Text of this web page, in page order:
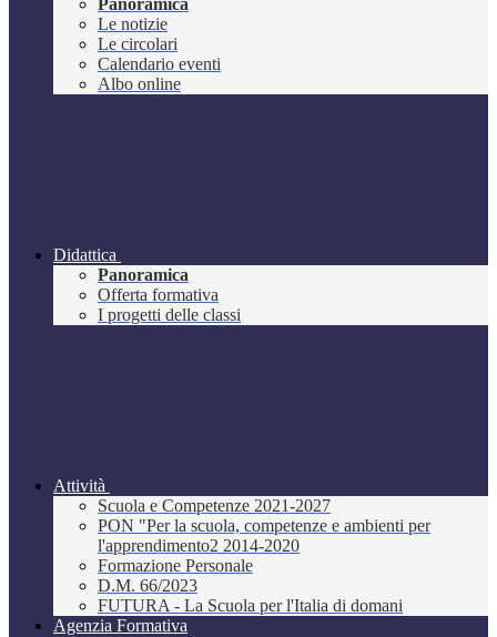
Panoramica
Le notizie
Le circolari
Calendario eventi
Albo online
Didattica
Panoramica
Offerta formativa
I progetti delle classi
Attività
Scuola e Competenze 2021-2027
PON "Per la scuola, competenze e ambienti per
l'apprendimento2 2014-2020
Formazione Personale
D.M. 66/2023
FUTURA - La Scuola per l'Italia di domani
Agenzia Formativa